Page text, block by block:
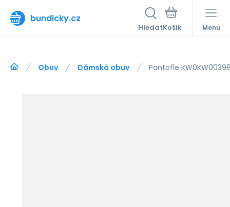
bundicky.cz
Hledat Menu
Obuv Dámská obuv Pantofle